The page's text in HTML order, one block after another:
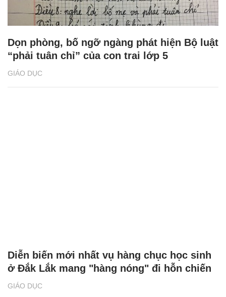
GIÁO DỤC
Dọn phòng, bố ngỡ ngàng phát hiện Bộ luật
“phải tuân chỉ” của con trai lớp 5
GIÁO DỤC
Diễn biến mới nhất vụ hàng chục học sinh
ở Đắk Lắk mang "hàng nóng" đi hỗn chiến